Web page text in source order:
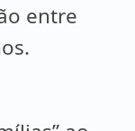
entre